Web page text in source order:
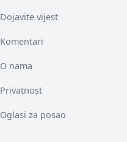
Dojavite vijest
Komentari
O nama
Privatnost
Oglasi za posao